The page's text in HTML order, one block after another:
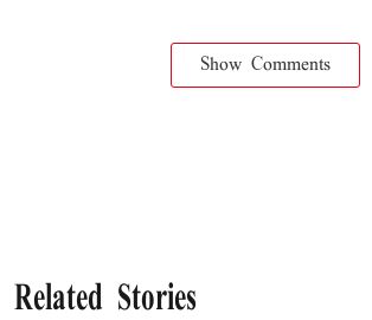
Show Comments
Related Stories